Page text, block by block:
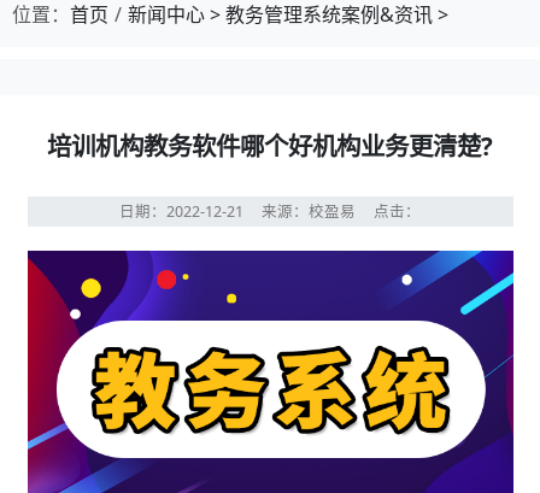
位置： 首页 新闻中心>教务管理系统案例&资讯>
培训机构教务软件哪个好机构业务更清楚?
日期：2022-12-21 来源：校盈易 点击：